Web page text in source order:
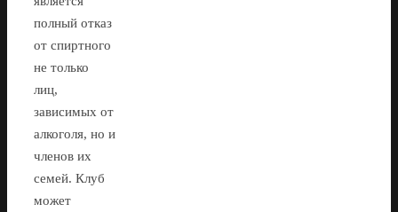
полный отказ
от спиртного
не только
лиц,
зависимых от
алкоголя, но и
членов их
семей. Клуб
может